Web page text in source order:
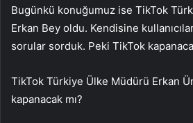
Bugünkü konuğumuz ise TikTok
Erkan Bey oldu. Kendisine
sorular sorduk. Peki TikTok
TikTok Türkiye Ülke Müdürü Erkan
kapanacak mı?